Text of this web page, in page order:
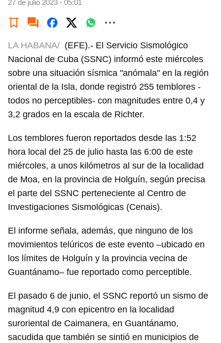
27 de julio 2023 - 05:01
LA HABANA/ (EFE).- El Servicio Sismológico
Nacional de Cuba (SSNC) informó este miércoles
sobre una situación sísmica "anómala" en la región
oriental de la Isla, donde registró 255 temblores -
todos no perceptibles- con magnitudes entre 0,4 y
3,2 grados en la escala de Richter.
Los temblores fueron reportados desde las 1:52
hora local del 25 de julio hasta las 6:00 de este
miércoles, a unos kilómetros al sur de la localidad
de Moa, en la provincia de Holguín, según precisa
el parte del SSNC perteneciente al Centro de
Investigaciones Sismológicas (Cenais).
El informe señala, además, que ninguno de los
movimientos telúricos de este evento –ubicado en
los límites de Holguín y la provincia vecina de
Guantánamo– fue reportado como perceptible.
El pasado 6 de junio, el SSNC reportó un sismo de
magnitud 4,9 con epicentro en la localidad
suroriental de Caimanera, en Guantánamo,
sacudida que también se sintió en municipios de